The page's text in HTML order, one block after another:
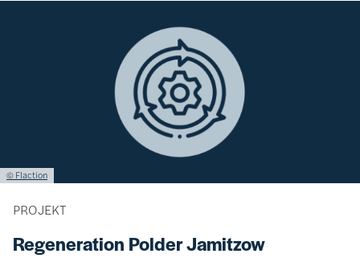
Lizenzinformationen einschließlich Urheberrecht
© Flaction
PROJEKT
Regeneration Polder Jamitzow